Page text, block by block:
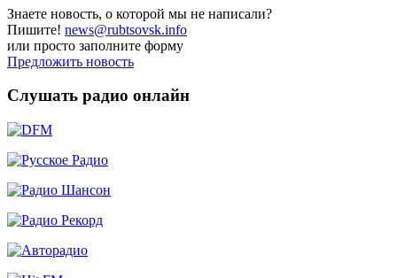
Знаете новость, о которой мы не написали?
Пишите! news@rubtsovsk.info
или просто заполните форму
Предложить новость
Слушать радио онлайн